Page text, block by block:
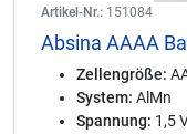
Artikel-Nr.: 151084
Absina AAAA
Zellengröße:
System: AlMn
Spannung: 1,5